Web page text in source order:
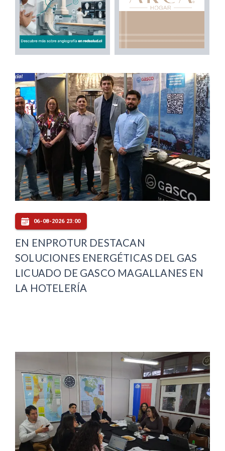
06-08-2026 23:00
EN ENPROTUR DESTACAN
SOLUCIONES ENERGÉTICAS DEL GAS
LICUADO DE GASCO MAGALLANES EN
LA HOTELERÍA